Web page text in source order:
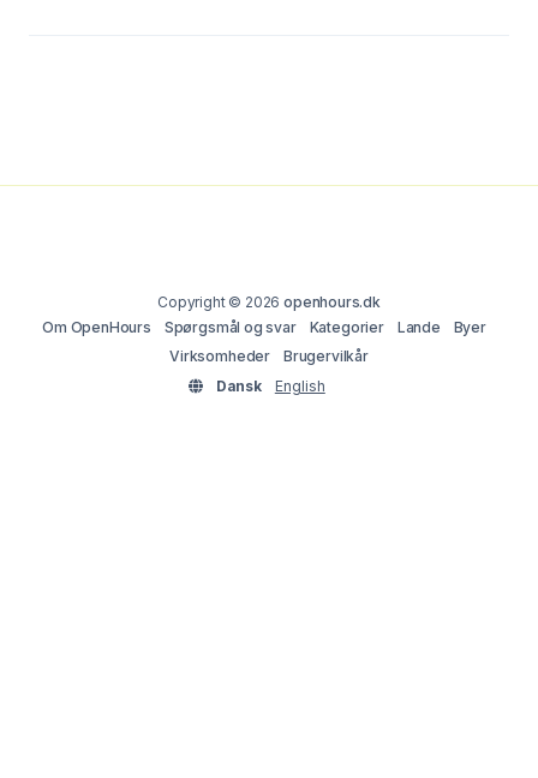
Copyright © 2026openhours.dk
Om OpenHours
Spørgsmål og svar Kategorier Lande
Byer
Virksomheder
Brugervilkår
Dansk
English